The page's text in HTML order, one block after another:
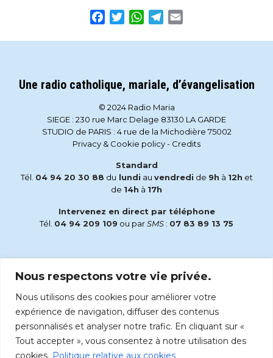
Nous respectons votre vie privée.
Nous utilisons des cookies pour améliorer votre
expérience de navigation, diffuser des contenus
personnalisés et analyser notre trafic. En cliquant sur «
Tout accepter », vous consentez à notre utilisation des
cookies. Politique relative aux cookies
Facebook
TwitterWhatsApp
Telegram
Une radio catholique, mariale, d’évangelisation
© 2024 Radio Maria
SIEGE : 230 rue Marc Delage 83130 LA GARDE
STUDIO de PARIS : 4 rue de la Michodière 75002
Privacy & Cookie policy- Credits
Standard
Tél. 04 94 20 30 88 du lundi au vendredi de 9h à 12h et
de 14h à 17h
Intervenez en direct par téléphone
Tél. 04 94 209 109 ou parSMS : 07 83 89 13 75
accueil@radiomaria.fr
Écoutez Radio Maria sur :